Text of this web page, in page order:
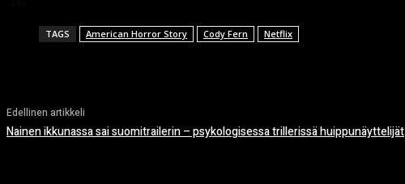
TAGS American Horror Story Cody Fern Netflix
Edellinen artikkeli
Nainen ikkunassa sai suomitrailerin – psykologisessa trillerissä huippunäyttelijät